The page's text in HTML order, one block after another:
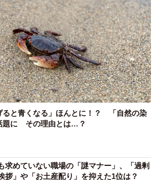
た先生ならきっと出してくれた」と言
ブタイプの薬を処方し直したら満足し
ューブにしたのは、特徴が一応追えま
ピンクのチューブの「ヒルドイド軟
。
」の中身はわからなかったものの、適
件落着したとのこと。さらにツイッタ
のお願いに同調して、「これならです
と共に青い蓋の容器にラベルを貼った
、「蓋に処方した薬の名前を書くと思
ン＋セロハンテープは（使ううちに剥
きたい」など、医療関係者と思われる
ると青くなる」ほんとに！？ 「自然の染
題に その理由とは…？
求めていない職場の「謎マナー」、「過剰
拶」や「お土産配り」を抑えた1位は？